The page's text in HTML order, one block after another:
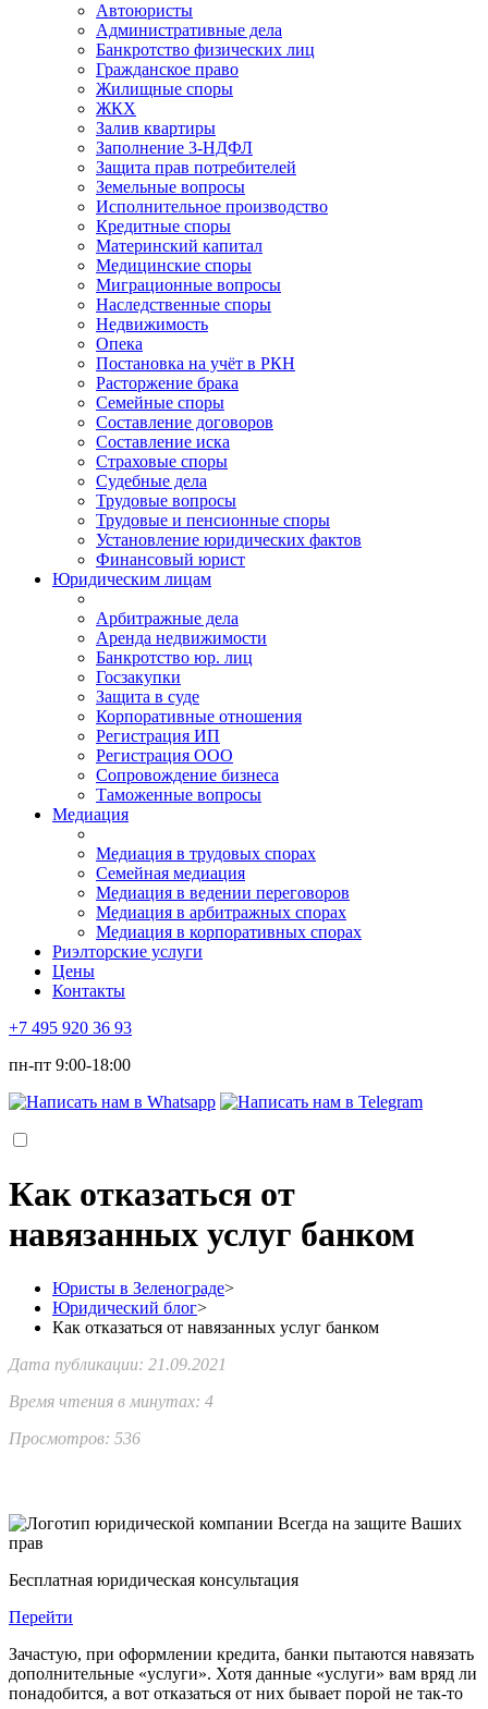
Автоюристы
Административные дела
Банкротство физических лиц
Гражданское право
Жилищные споры
ЖКХ
Залив квартиры
Заполнение 3-НДФЛ
Защита прав потребителей
Земельные вопросы
Исполнительное производство
Кредитные споры
Материнский капитал
Медицинские споры
Миграционные вопросы
Наследственные споры
Недвижимость
Опека
Постановка на учёт в РКН
Расторжение брака
Семейные споры
Составление договоров
Составление иска
Страховые споры
Судебные дела
Трудовые вопросы
Трудовые и пенсионные споры
Установление юридических фактов
Финансовый юрист
Юридическим лицам
Арбитражные дела
Аренда недвижимости
Банкротство юр. лиц
Госзакупки
Защита в суде
Корпоративные отношения
Регистрация ИП
Регистрация ООО
Сопровождение бизнеса
Таможенные вопросы
Медиация
Медиация в трудовых спорах
Семейная медиация
Медиация в ведении переговоров
Медиация в арбитражных спорах
Медиация в корпоративных спорах
Риэлторские услуги
Цены
Контакты
+7 495 920 36 93
пн-пт 9:00-18:00
Как отказаться от
навязанных услуг банком
Юристы в Зеленограде>
Юридический блог>
Как отказаться от навязанных услуг банком
Дата публикации: 21.09.2021
Время чтения в минутах: 4
Просмотров: 536
Бесплатная юридическая консультация
Перейти
Зачастую, при оформлении кредита, банки пытаются навязать
дополнительные «услуги». Хотя данные «услуги» вам вряд ли
понадобится, а вот отказаться от них бывает порой не так-то